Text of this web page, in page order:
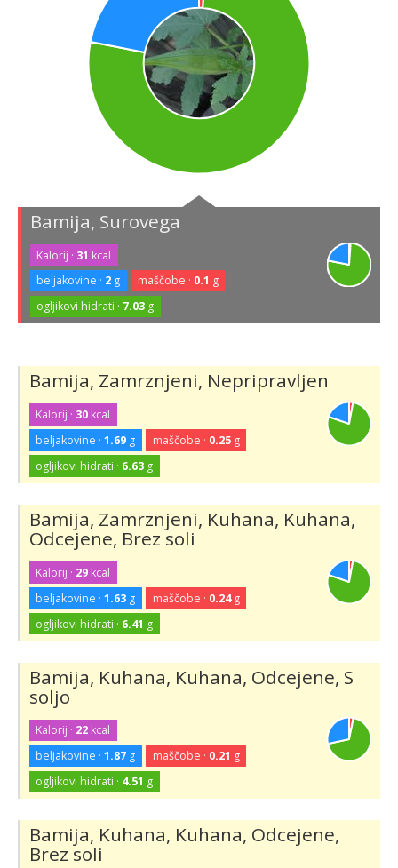
Bamija, Surovega
Kalorij · 31 kcal
beljakovine · 2 g maščobe · 0.1 g
ogljikovi hidrati · 7.03 g
Bamija, Zamrznjeni, Nepripravljen
Kalorij · 30 kcal
beljakovine ·1.69 g maščobe · 0.25g
ogljikovi hidrati · 6.63 g
Bamija, Zamrznjeni, Kuhana, Kuhana,
Odcejene, Brez soli
Kalorij · 29 kcal
beljakovine ·1.63 g maščobe · 0.24g
ogljikovi hidrati · 6.41 g
Bamija, Kuhana, Kuhana, Odcejene, S
soljo
Kalorij · 22 kcal
beljakovine ·1.87 g maščobe · 0.21 g
ogljikovi hidrati · 4.51 g
Bamija, Kuhana, Kuhana, Odcejene,
Brez soli